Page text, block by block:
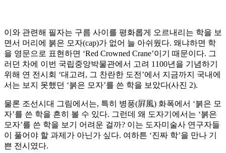
이와 관련해 필자는 구름 사이를 평화롭게 오르내리는 학을 보
면서 머리에 붉은 모자(cap)가 없어 늘 아쉬웠다. 왜냐하면 학
을 영문으로 표현하면 ‘Red Crowned Crane’이기 때문이다. 그
러던 차에 이번 국립중앙박물관에서 고려 1100년을 기념하기
위해 연 전시회 ‘대고려, 그 찬란한 도전’에서 지금까지 국내에
서는 보지 못했던 ‘붉은 모자’를 쓴 학을 보았다(사진 2).
물론 조선시대 그림에서는, 특히 병풍(屛風) 화폭에서 ‘붉은 모
자’를 쓴 학을 흔히 볼 수 있다. 그런데 왜 도자기에서는 ‘붉은
모자’를 쓴 학을 보기 어려운 걸까? 이는 도자미술사 연구자들
이 풀어야 할 과제가 아닌가 싶다. 여하튼 ‘진짜 학’을 만나 기
쁜 전시였다.